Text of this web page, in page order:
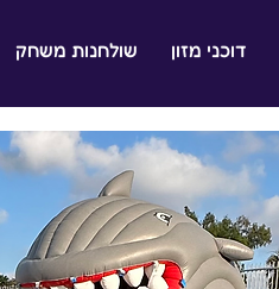
דוכני מזון שולחנות משחק